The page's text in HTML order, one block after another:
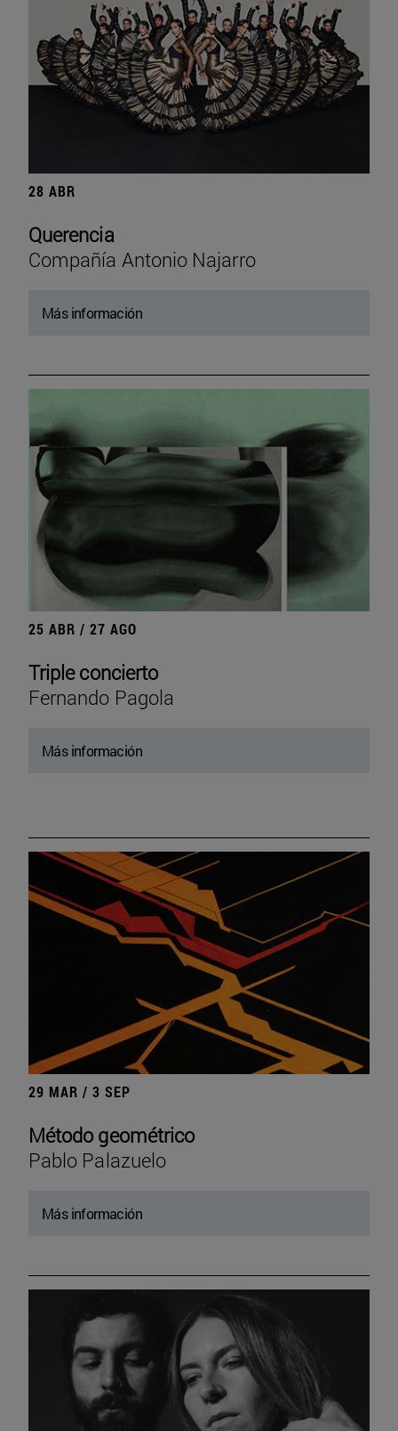
28 ABR
Querencia
Compañía Antonio Najarro
Más información
25 ABR / 27 AGO
Triple concierto
Fernando Pagola
Más información
29 MAR / 3 SEP
Método geométrico
Pablo Palazuelo
Más información